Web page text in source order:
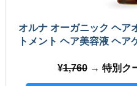
オルナ オーガニック ヘア
トメント ヘア美容液 ヘ
1,760→ 特別ク